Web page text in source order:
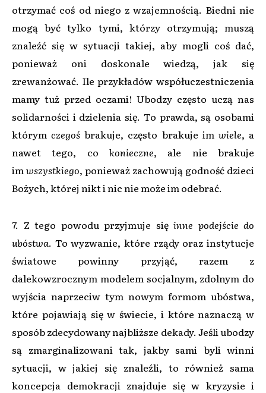
otrzymać coś od niego z wzajemnością. Biedni nie
mogą być tylko tymi, którzy otrzymują; muszą
znaleźć się w sytuacji takiej, aby mogli coś dać,
ponieważ oni doskonale wiedzą, jak się
zrewanżować. Ile przykładów współuczestniczenia
mamy tuż przed oczami! Ubodzy często uczą nas
solidarności i dzielenia się. To prawda, są osobami
którymczegoś brakuje, często brakuje im wiele, a
nawet tego, co konieczne, ale nie brakuje
im wszystkiego, ponieważ zachowują godność dzieci
Bożych, której nikt i nic nie może im odebrać.
7. Z tego powodu przyjmuje się inne podejście do
ubóstwa. To wyzwanie, które rządy oraz instytucje
światowe powinny przyjąć, razem z
dalekowzrocznym modelem socjalnym, zdolnym do
wyjścia naprzeciw tym nowym formom ubóstwa,
które pojawiają się w świecie, i które naznaczą w
sposób zdecydowany najbliższe dekady. Jeśli ubodzy
są zmarginalizowani tak, jakby sami byli winni
sytuacji, w jakiej się znaleźli, to również sama
koncepcja demokracji znajduje się w kryzysie i